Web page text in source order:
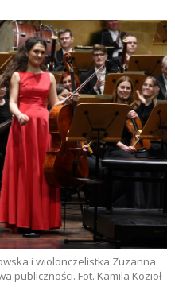
i wiolonczelistka Zuzanna
publiczności. Fot. Kamila Kozioł